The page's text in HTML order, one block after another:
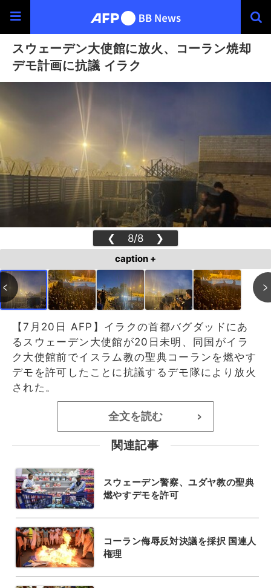
スウェーデン大使館に放火、コーラン焼却
デモ計画に抗議 イラク
❮ 8/8 ❯
caption +
【7月20日 AFP】イラクの首都バグダッドにあ
るスウェーデン大使館が20日未明、同国がイラ
ク大使館前でイスラム教の聖典コーランを燃やす
デモを許可したことに抗議するデモ隊により放火
された。
全文を読む >
関連記事
スウェーデン警察、ユダヤ教の聖典
燃やすデモを許可
コーラン侮辱反対決議を採択 国連人
権理